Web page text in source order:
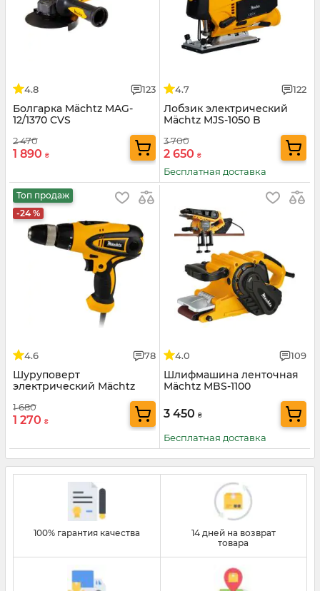
4.8 123
Болгарка Mächtz MAG-
12/1370 CVS
2 470
1 890 ₴
4.7 122
Лобзик электрический
Mächtz MJS-1050 B
3 700
2 650 ₴
Бесплатная доставка
Топ продаж
-24 %
4.6 78
Шуруповерт
электрический Mächtz
1 680
1 270 ₴
4.0 109
Шлифмашина ленточная
Mächtz MBS-1100
3 450 ₴
Бесплатная доставка
100% гарантия качества
14 дней на возврат
товара